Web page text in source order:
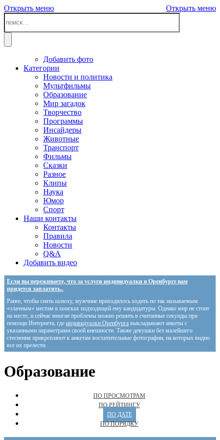
Открыть меню Открыть меню
Добавить фото
Категории
Новости и политика
Мультфильмы
Образование
Мир загадок
Творчество
Программы
Инсайдеры
Животные
Транспорт
Фильмы
Сказки
Разное
Клипы
Наука
Юмор
Спорт
Наши контакты
Контакты
Правила
Новости
Q&A
Добавить видео
Если вы переживаете, что за услуги индивидуалки в Оренбурге вам
придется заплатить..
Ранее, чтобы снять шлюху, мужчине приходилось ходить по так называемым
«злачным» местам в поисках подходящей ему кандидатуры. Однако мир не стоит
на месте, и сейчас многие проблемы можно решить в считанные секунды при
помощи Интернета, где индивидуалки Оренбурга выкладывают анкеты с
указанными параметрами своей внешности. Также девушки без малейшего
стеснения прикрепляют к анкетам восхитительные фотографии, на которых видно
все их прелести.
Образование
ПО ПРОСМОТРАМ
ПО РЕЙТИНГУ
ПО ДАТЕ
ПО ПОРЯДКУ